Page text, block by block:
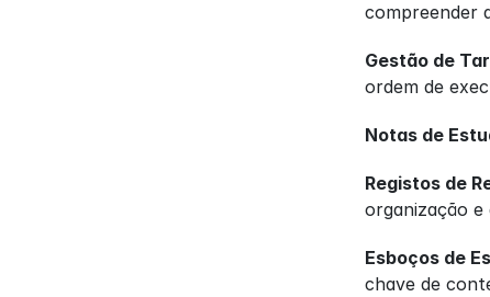
compreender
Gestão de
ordem de
Notas de
Registos de
organização e
Esboços de
chave de